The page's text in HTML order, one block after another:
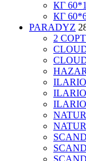
КГ
КГ
PARADYZ
2